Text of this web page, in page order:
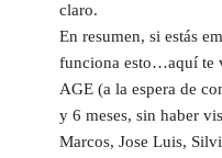
claro.
En resumen, si estás
funciona esto…aquí te
AGE (a la espera de
y 6 meses, sin haber
Marcos, Jose Luis,